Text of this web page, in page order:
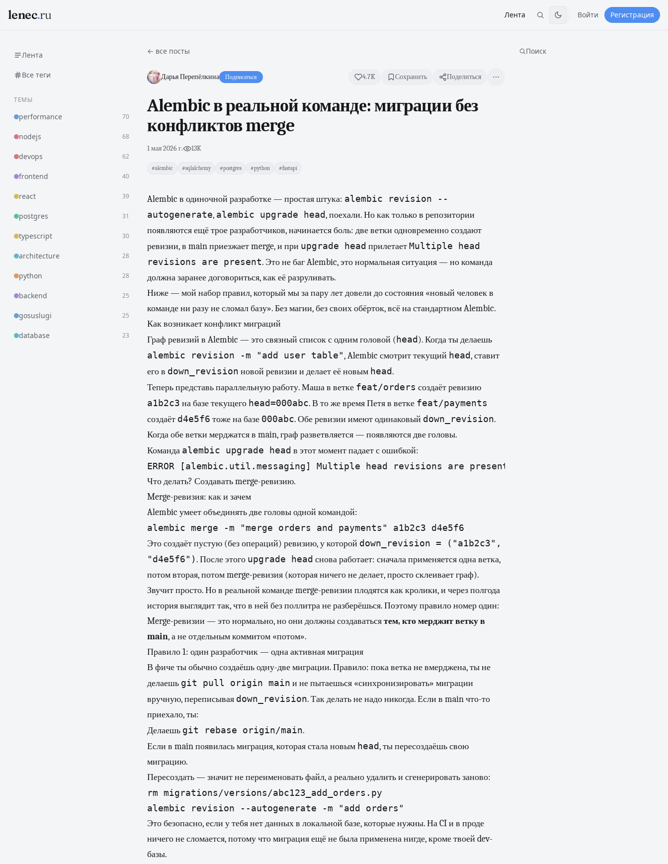
lenec.ru Лента Войти Регистрация
Лента
Все теги
ТЕМЫ
performance 70
nodejs 68
devops 62
frontend 40
react 39
postgres 31
typescript 30
architecture 28
python 28
backend 25
gosuslugi 25
database 23
← все посты
Дарья Перепёлкина Подписаться 4.7K Сохранить Поделиться
Alembic в реальной команде: миграции без
конфликтов merge
1 мая 2026 г.· 13K
#alembic #sqlalchemy #postgres #python #fastapi
Alembic в одиночной разработке — простая штука: alembic revision --
autogenerate, alembic upgrade head, поехали. Но как только в репозитории
появляются ещё трое разработчиков, начинается боль: две ветки одновременно создают
ревизии, в main приезжает merge, и при upgrade head прилетаетMultiple head
revisions are present. Это не баг Alembic, это нормальная ситуация — но команда
должна заранее договориться, как её разруливать.
Ниже — мой набор правил, который мы за пару лет довели до состояния «новый человек в
команде ни разу не сломал базу». Без магии, без своих обёрток, всё на стандартном Alembic.
Как возникает конфликт миграций
Граф ревизий в Alembic — это связный список с одним головой (head). Когда ты делаешь
alembic revision -m "add user table", Alembic смотрит текущий head, ставит
его в down_revision новой ревизии и делает её новым head.
Теперь представь параллельную работу. Маша в ветке feat/orders создаёт ревизию
a1b2c3 на базе текущего head=000abc. В то же время Петя в ветке feat/payments
создаёт d4e5f6 тоже на базе 000abc. Обе ревизии имеют одинаковый down_revision.
Когда обе ветки мерджатся в main, граф разветвляется — появляются две головы.
Команда alembic upgrade head в этот момент падает с ошибкой:
ERROR [alembic.util.messaging] Multiple head revisions are present for given argument
Что делать? Создавать merge-ревизию.
Merge-ревизия: как и зачем
Alembic умеет объединять две головы одной командой:
alembic merge -m "merge orders and payments" a1b2c3 d4e5f6
Это создаёт пустую (без операций) ревизию, у которой down_revision = ("a1b2c3",
"d4e5f6") . После этого upgrade head снова работает: сначала применяется одна ветка,
потом вторая, потом merge-ревизия (которая ничего не делает, просто склеивает граф).
Звучит просто. Но в реальной команде merge-ревизии плодятся как кролики, и через полгода
история выглядит так, что в ней без поллитра не разберёшься. Поэтому правило номер один:
Merge-ревизии — это нормально, но они должны создаватьсятем, кто мерджит ветку в
main, а не отдельным коммитом «потом».
Правило 1: один разработчик — одна активная миграция
В фиче ты обычно создаёшь одну-две миграции. Правило: пока ветка не вмерджена, ты не
делаешь git pull origin main и не пытаешься «синхронизировать» миграции
вручную, переписывая down_revision. Так делать не надо никогда. Если в main что-то
приехало, ты:
Делаешь git rebase origin/main.
Если в main появилась миграция, которая стала новым head, ты пересоздаёшь свою
миграцию.
Пересоздать — значит не переименовать файл, а реально удалить и сгенерировать заново:
rm migrations/versions/abc123_add_orders.py
alembic revision --autogenerate -m "add orders"
Это безопасно, если у тебя нет данных в локальной базе, которые нужны. На CI и в проде
ничего не сломается, потому что миграция ещё не была применена нигде, кроме твоей dev-
базы.
Поиск